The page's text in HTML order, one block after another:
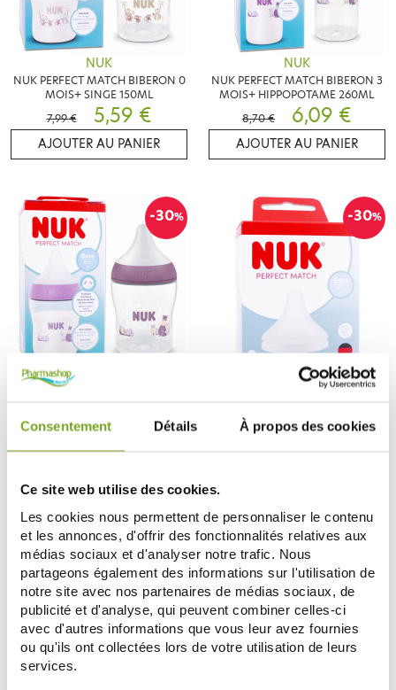
Consentement Détails À propos des cookies
Ce site web utilise des cookies.
Les cookies nous permettent de personnaliser le contenu
et les annonces, d'offrir des fonctionnalités relatives aux
médias sociaux et d'analyser notre trafic. Nous
partageons également des informations sur l'utilisation de
notre site avec nos partenaires de médias sociaux, de
publicité et d'analyse, qui peuvent combiner celles-ci
avec d'autres informations que vous leur avez fournies
ou qu'ils ont collectées lors de votre utilisation de leurs
services.
NUK
NUK PERFECT MATCH BIBERON 0
MOIS+ SINGE 150ML
7,99 €
5,59 €
AJOUTER AU PANIER
NUK
NUK PERFECT MATCH BIBERON 3
MOIS+ HIPPOPOTAME 260ML
8,70 €
6,09 €
AJOUTER AU PANIER
-30%
7,99 €
5,59 €
-30%
NUK
5,99 €
4,19 €
-30% -20
Zéro
gaspi